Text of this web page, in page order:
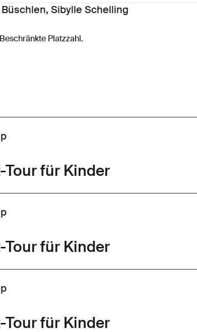
Sibylle Schelling
Platzzahl.
Tour für Kinder
Tour für Kinder
Tour für Kinder